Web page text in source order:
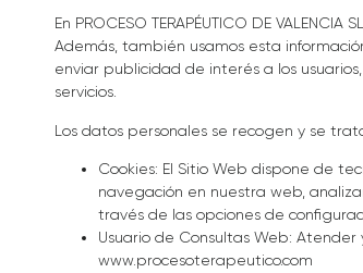
En PROCESO TERAPÉUTICO DE
Además, también usamos esta
enviar publicidad de interés a los
servicios.
Los datos personales se recogen y se
Cookies: El Sitio Web dispone de
navegación en nuestra web,
través de las opciones de
Usuario de Consultas Web:
www.procesoterapeutico.com